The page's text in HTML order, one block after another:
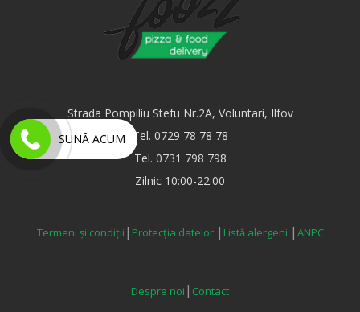
Strada Pompiliu Stefu Nr.2A, Voluntari, Ilfov
Tel. 0729 78 78 78
Tel. 0731 798 798
Zilnic 10:00-22:00
Termeni și condiții | Protecția datelor | Listă alergeni | ANPC
Despre noi | Contact
SUNĂ ACUM